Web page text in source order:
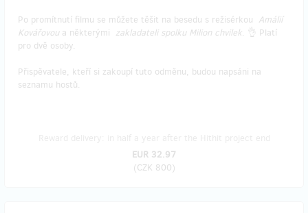
Po promítnutí filmu se můžete těšit na besedu s režisérkou Amálií
Kovářovou a některými zakladateli spolku Milion chvilek. 👌 Platí
pro dvě osoby.
Přispěvatele, kteří si zakoupí tuto odměnu, budou napsáni na
seznamu hostů.
EUR 32.97
(CZK 800)